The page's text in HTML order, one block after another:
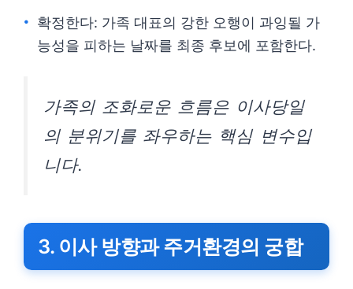
확정한다: 가족 대표의 강한 오행이 과잉될 가
능성을 피하는 날짜를 최종 후보에 포함한다.
가족의 조화로운 흐름은 이사당일
의 분위기를 좌우하는 핵심 변수입
니다.
3. 이사 방향과 주거환경의 궁합